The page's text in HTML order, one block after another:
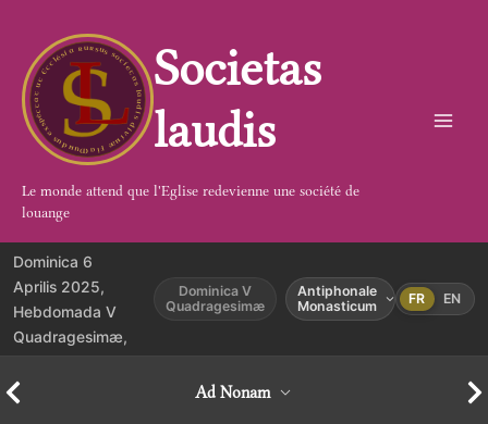
contenu
Societas
laudis
Le monde attend que l'Eglise redevienne une société de
louange
Dominica 6
Aprilis 2025,
Hebdomada V
Quadragesimæ,
Dominica V
Quadragesimæ
Antiphonale
Monasticum
FR EN
Ad Nonam